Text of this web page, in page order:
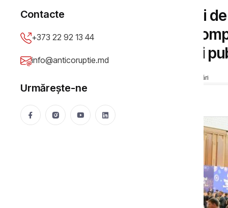
Contacte
+373 22 92 13 44
info@anticoruptie.md
Urmărește-ne
Licitație de 500 de mii
Vernisajului Vinului:
cu abonament la banii
17042 vizualizări